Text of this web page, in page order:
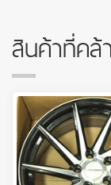
สินค้าที่คล้